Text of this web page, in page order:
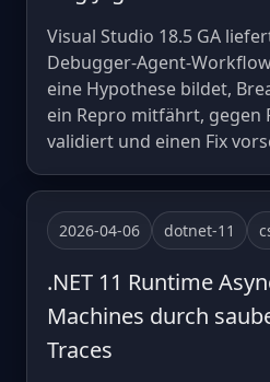
Visual Studio 18.5 GA
Debugger-Agent-
eine Hypothese bildet,
ein Repro mitfährt, gegen
validiert und einen Fix
2026-04-06 dotnet-11
.NET 11 Runtime
Machines durch
Traces